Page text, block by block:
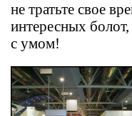
не тратьте свое
интересных
с умом!